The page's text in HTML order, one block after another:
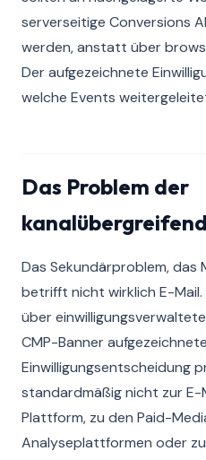
serverseitige Conversions
werden, anstatt über
Der aufgezeichnete
welche Events
Das Problem der
Das Sekundärproblem, das
betrifft nicht wirklich E-
über
CMP-Banner aufgezeichnete
Einwilligungsentscheidung
standardmäßig nicht zur E-
Plattform, zu den Paid-
Analyseplattformen oder